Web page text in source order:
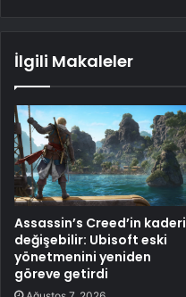
İlgili Makaleler
Assassin’s Creed’in kaderi
değişebilir: Ubisoft eski
yönetmenini yeniden
göreve getirdi